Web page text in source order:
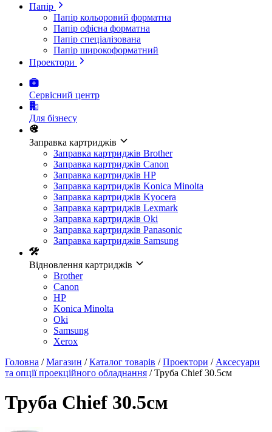
Папір
Папір кольоровий форматна
Папір офісна форматна
Папір спеціалізована
Папір широкоформатний
Проектори
Сервісний центр
Для бізнесу
Заправка картриджів
Заправка картриджів Brother
Заправка картриджів Canon
Заправка картриджів HP
Заправка картриджів Konica Minolta
Заправка картриджів Kyocera
Заправка картриджів Lexmark
Заправка картриджів Oki
Заправка картриджів Panasonic
Заправка картриджів Samsung
Відновлення картриджів
Brother
Canon
HP
Konica Minolta
Oki
Samsung
Xerox
Головна /Магазин /Каталог товарів /Проектори / Аксесуари
та опції проекційного обладнання / Труба Chief 30.5см
Труба Chief 30.5см